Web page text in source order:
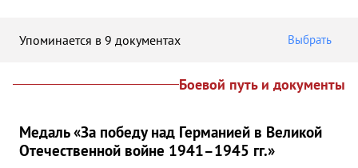
Упоминается в 9 документах Выбрать
Боевой путь и документы
Медаль «За победу над Германией в Великой
Отечественной войне 1941–1945 гг.»